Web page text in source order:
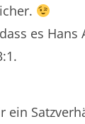
es Hans
ein